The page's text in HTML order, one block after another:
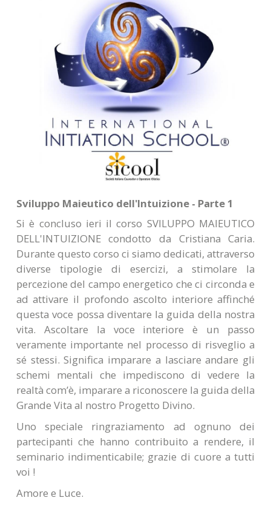
Sviluppo Maieutico dell'Intuizione - Parte 1
Si è concluso ieri il corso SVILUPPO MAIEUTICO
DELL'INTUIZIONE condotto da Cristiana Caria.
Durante questo corso ci siamo dedicati, attraverso
diverse tipologie di esercizi, a stimolare la
percezione del campo energetico che ci circonda e
ad attivare il profondo ascolto interiore affinché
questa voce possa diventare la guida della nostra
vita. Ascoltare la voce interiore è un passo
veramente importante nel processo di risveglio a
sé stessi. Significa imparare a lasciare andare gli
schemi mentali che impediscono di vedere la
realtà com’è, imparare a riconoscere la guida della
Grande Vita al nostro Progetto Divino.
Uno speciale ringraziamento ad ognuno dei
partecipanti che hanno contribuito a rendere, il
seminario indimenticabile; grazie di cuore a tutti
voi !
Amore e Luce.